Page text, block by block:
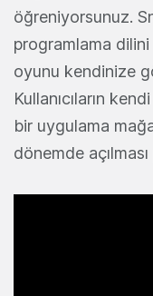
öğreniyorsunuz.
programlama
oyunu kendinize
Kullanıcıların
bir uygulama
dönemde açılması